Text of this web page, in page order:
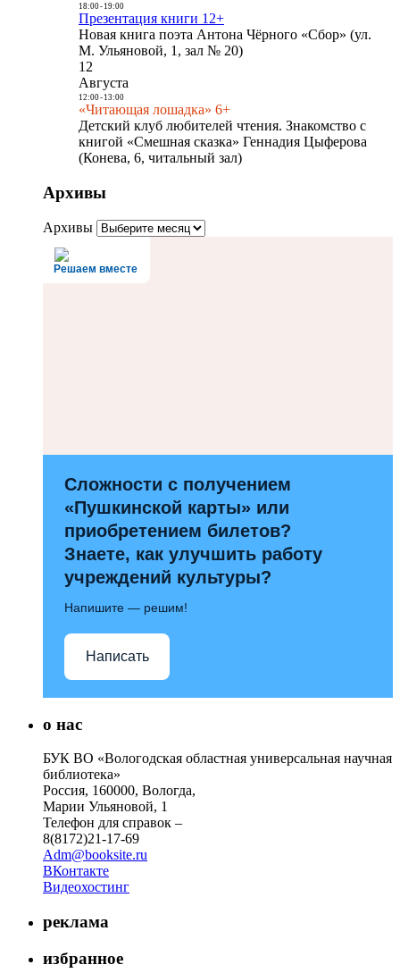
18:00- 19:00
Презентация книги 12+
Новая книга поэта Антона Чёрного «Сбор» (ул.
М. Ульяновой, 1, зал № 20)
12
Августа
12:00- 13:00
«Читающая лошадка» 6+
Детский клуб любителей чтения. Знакомство с
книгой «Смешная сказка» Геннадия Цыферова
(Конева, 6, читальный зал)
Архивы
Архивы
Решаем вместе
Сложности с получением
«Пушкинской карты» или
приобретением билетов?
Знаете, как улучшить работу
учреждений культуры?
Напишите — решим!
Написать
о нас
БУК ВО «Вологодская областная универсальная научная
библиотека»
Россия, 160000, Вологда,
Марии Ульяновой, 1
Телефон для справок –
8(8172)21-17-69
Adm@booksite.ru
ВКонтакте
Видеохостинг
реклама
избранное